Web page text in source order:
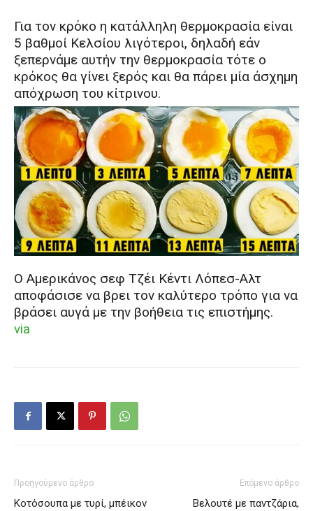
Για τον κρόκο η κατάλληλη θερμοκρασία είναι
5 βαθμοί Κελσίου λιγότεροι, δηλαδή εάν
ξεπερνάμε αυτήν την θερμοκρασία τότε ο
κρόκος θα γίνει ξερός και θα πάρει μία άσχημη
απόχρωση του κίτρινου.
Ο Αμερικάνος σεφ Τζέι Κέντι Λόπεσ-Αλτ
αποφάσισε να βρει τον καλύτερο τρόπο για να
βράσει αυγά με την βοήθεια τις επιστήμης.
via
Προηγούμενο άρθρο
Κοτόσουπα με τυρί, μπέικον
Επόμενο άρθρο
Βελουτέ με παντζάρια,